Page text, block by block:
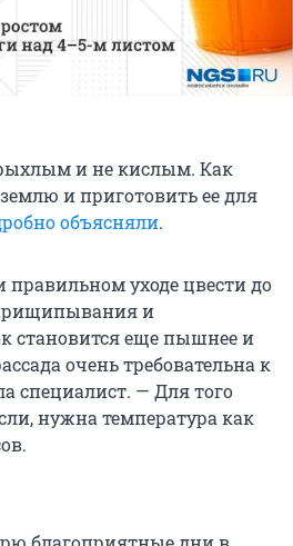
и не кислым. Как
и приготовить ее для
объясняли.
уходе цвести до
и
становится еще пышнее и
очень требовательна к
специалист. — Для того
нужна температура как